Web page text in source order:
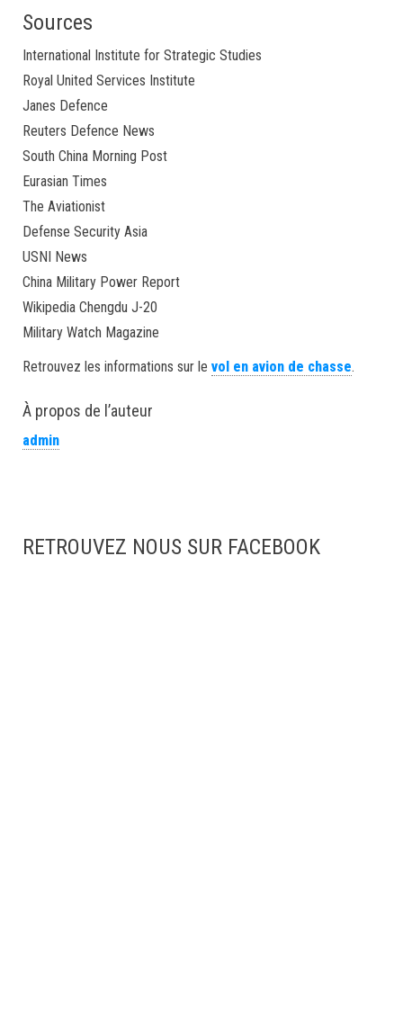
Sources
International Institute for Strategic Studies
Royal United Services Institute
Janes Defence
Reuters Defence News
South China Morning Post
Eurasian Times
The Aviationist
Defense Security Asia
USNI News
China Military Power Report
Wikipedia Chengdu J-20
Military Watch Magazine
Retrouvez les informations sur le vol en avion de chasse.
À propos de l’auteur
admin
RETROUVEZ NOUS SUR FACEBOOK